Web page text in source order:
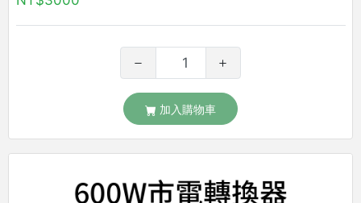
加入購物車